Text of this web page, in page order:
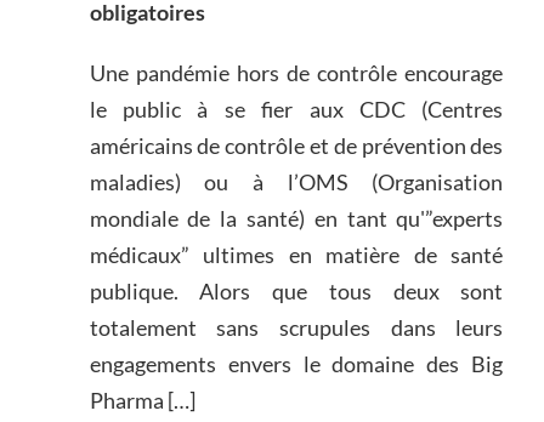
obligatoires
Une pandémie hors de contrôle encourage
le public à se fier aux CDC (Centres
américains de contrôle et de prévention des
maladies) ou à l’OMS (Organisation
mondiale de la santé) en tant qu'”experts
médicaux” ultimes en matière de santé
publique. Alors que tous deux sont
totalement sans scrupules dans leurs
engagements envers le domaine des Big
Pharma […]